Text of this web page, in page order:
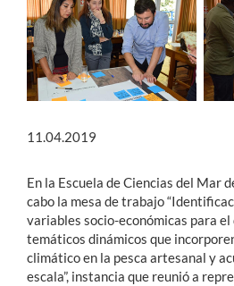
11.04.2019
En la Escuela de Ciencias del Mar
cabo la mesa de trabajo
variables socio-económicas para el
temáticos dinámicos que
climático en la pesca artesanal y
escala”, instancia que reunió a